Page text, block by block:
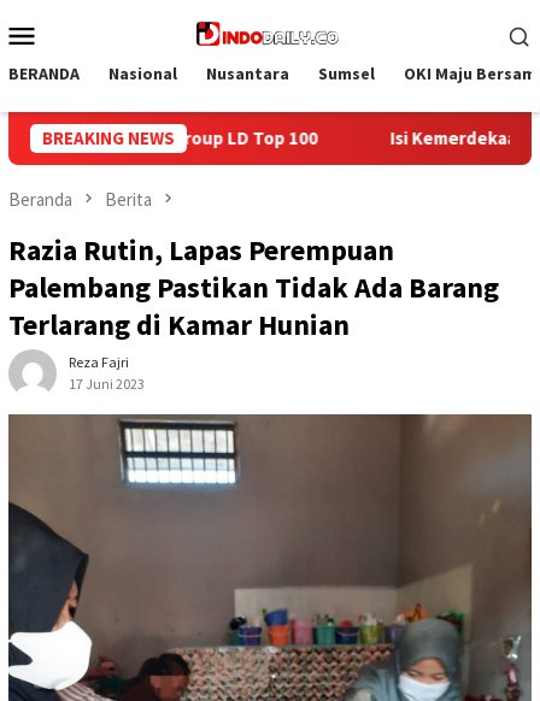
ke
Mobile
BERANDA Nasional Nusantara Sumsel OKI Maju
BREAKING NEWS
Isi Kemerdekaan dengan Kepedulian, Lapas Sekayu
Beranda Berita
Razia Rutin, Lapas Perempuan
Palembang Pastikan Tidak Ada Barang
Terlarang di Kamar Hunian
Reza Fajri
17 Juni 2023